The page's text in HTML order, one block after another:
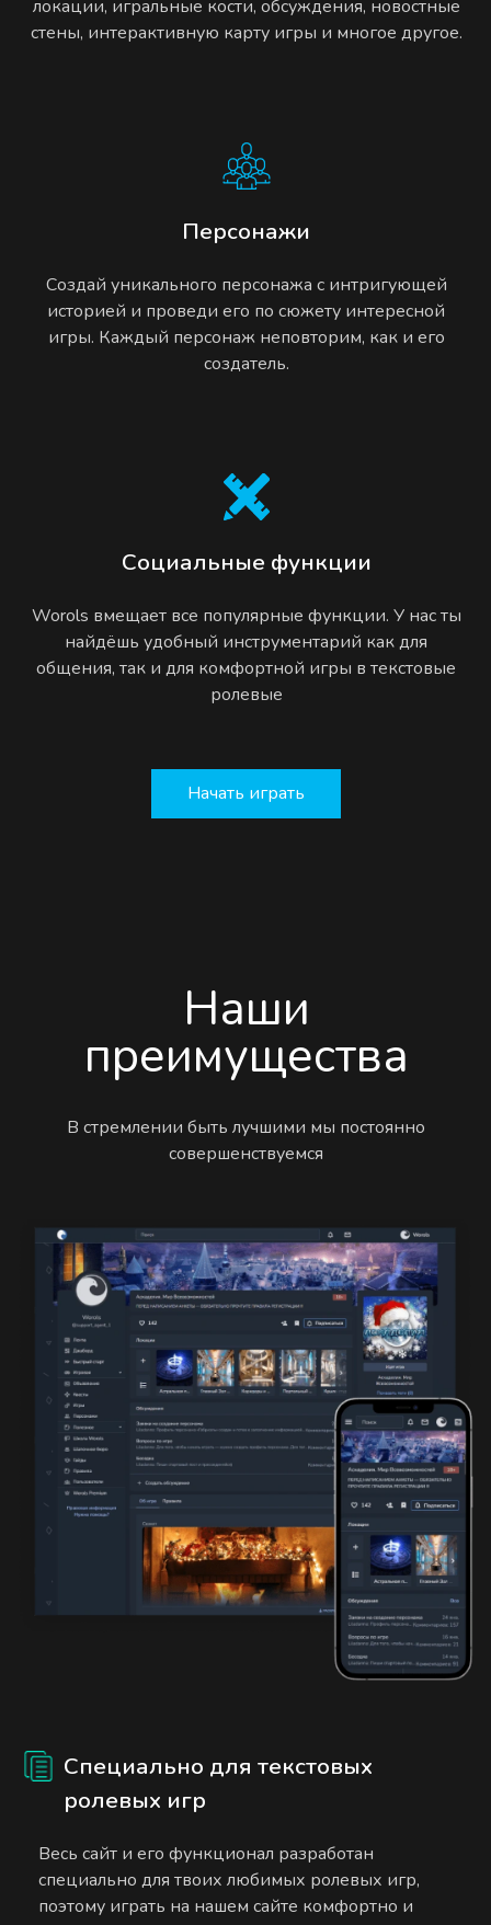
локации, игральные кости, обсуждения, новостные
стены, интерактивную карту игры и многое другое.
Персонажи
Создай уникального персонажа с интригующей
историей и проведи его по сюжету интересной
игры. Каждый персонаж неповторим, как и его
создатель.
Социальные функции
Worols вмещает все популярные функции. У нас ты
найдёшь удобный инструментарий как для
общения, так и для комфортной игры в текстовые
ролевые
Начать играть
Наши
преимущества
В стремлении быть лучшими мы постоянно
совершенствуемся
Специально для текстовых
ролевых игр
Весь сайт и его функционал разработан
специально для твоих любимых ролевых игр,
поэтому играть на нашем сайте комфортно и